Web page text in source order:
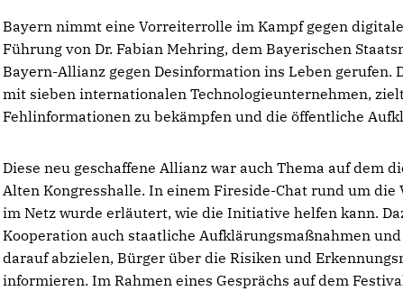
Bayern nimmt eine Vorreiterrolle im Kampf gegen
Führung von Dr. Fabian Mehring, dem Bayerischen
Bayern-Allianz gegen Desinformation ins Leben gerufen.
mit sieben internationalen Technologieunternehmen,
Fehlinformationen zu bekämpfen und die öffentliche
Diese neu geschaffene Allianz war auch Thema auf dem
Alten Kongresshalle. In einem Fireside-Chat rund um
im Netz wurde erläutert, wie die Initiative helfen kann.
Kooperation auch staatliche Aufklärungsmaßnahmen
darauf abzielen, Bürger über die Risiken und
informieren. Im Rahmen eines Gesprächs auf dem